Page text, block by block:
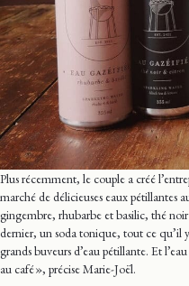
Plus récemment, le couple a créé
marché de délicieuses eaux pétillantes
gingembre, rhubarbe et basilic, thé
dernier, un soda tonique, tout ce qu’il
grands buveurs d’eau pétillante. Et
au café », précise Marie-Joël.